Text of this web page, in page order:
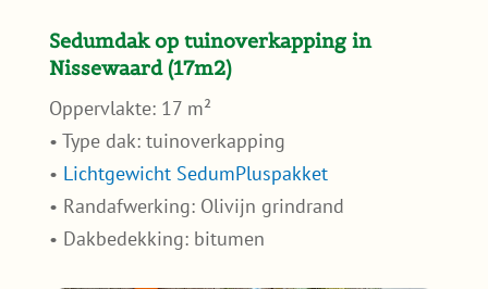
Sedumdak op tuinoverkapping in
Nissewaard (17m2)
Oppervlakte: 17 m²
• Type dak: tuinoverkapping
• Lichtgewicht SedumPluspakket
• Randafwerking: Olivijn grindrand
• Dakbedekking: bitumen